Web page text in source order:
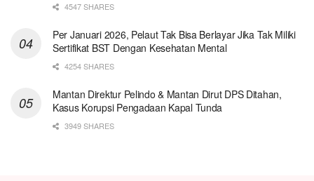
4547 SHARES
Per Januari 2026, Pelaut Tak Bisa Berlayar Jika Tak Miliki
Sertifikat BST Dengan Kesehatan Mental
4254 SHARES
Mantan Direktur Pelindo & Mantan Dirut DPS Ditahan,
Kasus Korupsi Pengadaan Kapal Tunda
3949 SHARES